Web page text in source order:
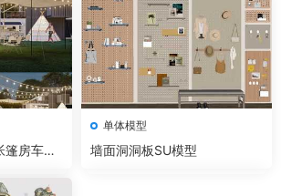
篷房车营
单体模型
墙面洞洞板SU模型